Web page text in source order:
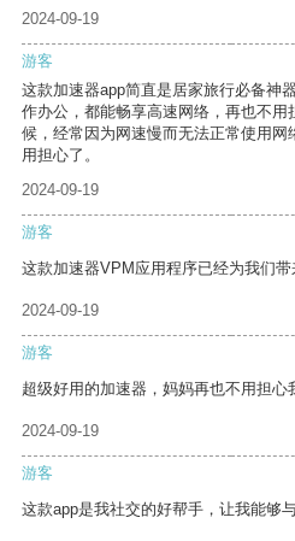
2024-09-19
游客
这款加速器app简直是居家旅行必备神
作办公，都能畅享高速网络，再也不
候，经常因为网速慢而无法正常使用网
用担心了。
2024-09-19
游客
这款加速器VPM应用程序已经为我们带
2024-09-19
游客
超级好用的加速器，妈妈再也不用担心
2024-09-19
游客
这款app是我社交的好帮手，让我能够